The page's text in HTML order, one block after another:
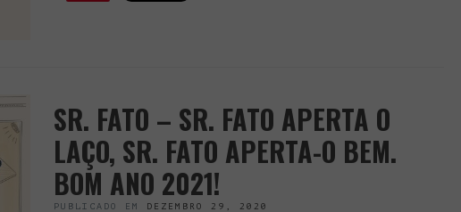
SR. FATO – SR. FATO APERTA O
LAÇO, SR. FATO APERTA-O BEM.
BOM ANO 2021!
PUBLICADO EM DEZEMBRO 29, 2020